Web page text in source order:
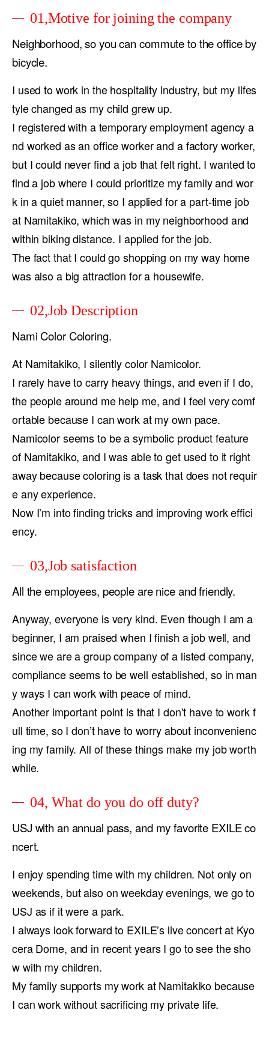
01,Motive for joining the company
Neighborhood, so you can commute to the office by
bicycle.
I used to work in the hospitality industry, but my lifes
tyle changed as my child grew up.
I registered with a temporary employment agency a
nd worked as an office worker and a factory worker,
but I could never find a job that felt right. I wanted to
find a job where I could prioritize my family and wor
k in a quiet manner, so I applied for a part-time job
at Namitakiko, which was in my neighborhood and
within biking distance. I applied for the job.
The fact that I could go shopping on my way home
was also a big attraction for a housewife.
02,Job Description
Nami Color Coloring.
At Namitakiko, I silently color Namicolor.
I rarely have to carry heavy things, and even if I do,
the people around me help me, and I feel very comf
ortable because I can work at my own pace.
Namicolor seems to be a symbolic product feature
of Namitakiko, and I was able to get used to it right
away because coloring is a task that does not requir
e any experience.
Now I’m into finding tricks and improving work effici
ency.
03,Job satisfaction
All the employees, people are nice and friendly.
Anyway, everyone is very kind. Even though I am a
beginner, I am praised when I finish a job well, and
since we are a group company of a listed company,
compliance seems to be well established, so in man
y ways I can work with peace of mind.
Another important point is that I don’t have to work f
ull time, so I don’t have to worry about inconvenienc
ing my family. All of these things make my job worth
while.
04, What do you do off duty?
USJ with an annual pass, and my favorite EXILE co
ncert.
I enjoy spending time with my children. Not only on
weekends, but also on weekday evenings, we go to
USJ as if it were a park.
I always look forward to EXILE’s live concert at Kyo
cera Dome, and in recent years I go to see the sho
w with my children.
My family supports my work at Namitakiko because
I can work without sacrificing my private life.